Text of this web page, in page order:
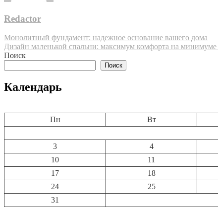
Redactor
Навигация
по
Монолитный фундамент: надежное основание вашего дома
Дизайн маленькой спальни: максимум комфорта на минимуме
Поиск
Поиск
Календарь
Пн
Вт
3
4
10
11
17
18
24
25
31